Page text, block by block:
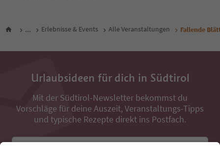
... Erlebnisse & Events Alle Veranstaltungen Fallende
Urlaubsideen für dich in Südtirol
Mit der Südtirol-Newsletter bekommst du
Vorschläge für deine Auszeit, Veranstaltungs-Tipps
und typische Rezepte direkt ins Postfach.